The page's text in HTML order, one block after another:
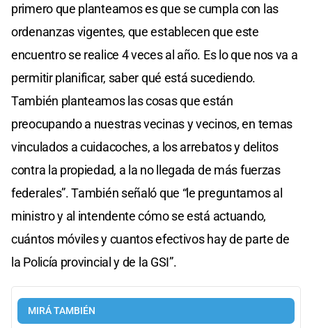
primero que planteamos es que se cumpla con las
ordenanzas vigentes, que establecen que este
encuentro se realice 4 veces al año. Es lo que nos va a
permitir planificar, saber qué está sucediendo.
También planteamos las cosas que están
preocupando a nuestras vecinas y vecinos, en temas
vinculados a cuidacoches, a los arrebatos y delitos
contra la propiedad, a la no llegada de más fuerzas
federales”. También señaló que “le preguntamos al
ministro y al intendente cómo se está actuando,
cuántos móviles y cuantos efectivos hay de parte de
la Policía provincial y de la GSI”.
MIRÁ TAMBIÉN